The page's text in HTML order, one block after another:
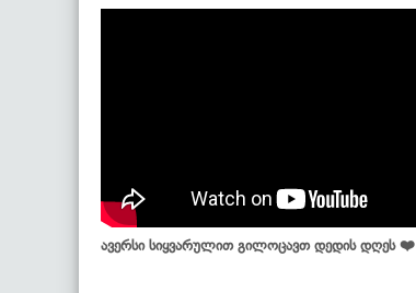
ავერსი სიყვარულით გილოცავთ დედის დღეს ❤️